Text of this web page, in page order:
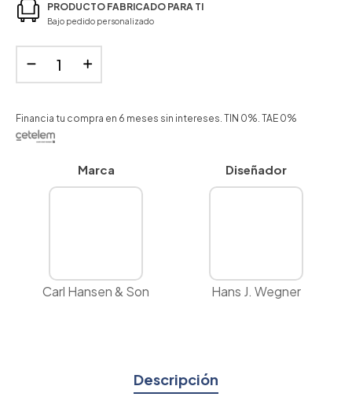
PRODUCTO FABRICADO PARA TI
Bajo pedido personalizado
Financia tu compra en 6 meses sin intereses. TIN 0%. TAE 0%
Marca
Carl Hansen & Son
Diseñador
Hans J. Wegner
Descripción